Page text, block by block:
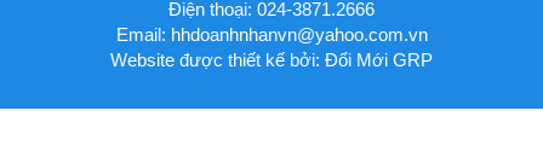
Điện thoại: 024-3871.2666
Email: hhdoanhnhanvn@yahoo.com.vn
Website được thiết kế bởi: Đổi Mới GRP